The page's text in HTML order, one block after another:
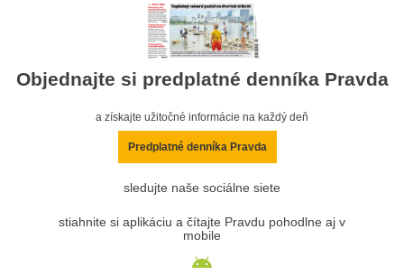
Objednajte si predplatné denníka Pravda
a získajte užitočné informácie na každý deň
Predplatné denníka Pravda
sledujte naše sociálne siete
stiahnite si aplikáciu a čítajte Pravdu pohodlne aj v
mobile